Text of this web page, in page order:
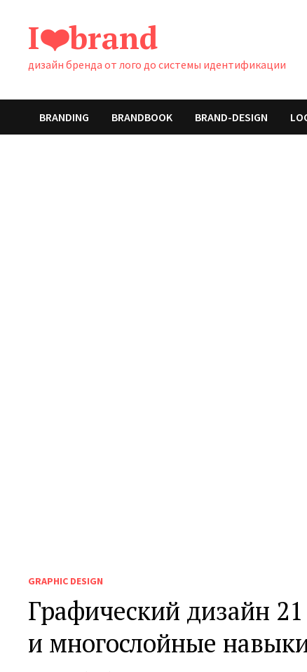
содержимому
I❤️brand
дизайн бренда от лого до системы идентификации
BRANDING BRANDBOOK BRAND-DESIGN
GRAPHIC DESIGN
Графический дизайн
и многослойные